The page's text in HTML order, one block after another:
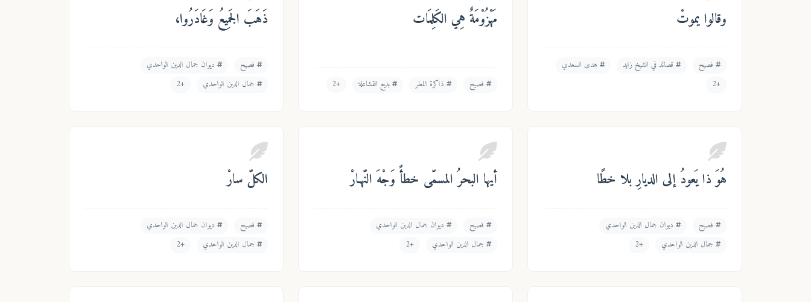
وقالوا يموتْ
فصيح قصائد في الشيخ زايد
هدى السعدي
+2
مَهْزُوْمَةٌ هِي الكَلِمَات
فصيح ذاكرة المطر بديع القشاعلة +2
ذَهَبَ الجَمِيعُ وَغَادَرُوا،
فصيح
ديوان جمال الدين الواحدي
جمال الدين الواحدي
+2
هُوَ ذا يَعودُ إلى الديارِ بلا خطًا
فصيح
ديوان جمال الدين الواحدي
جمال الدين الواحدي
+2
أيها البحرُ المسمّى خطأً وَجْهَ النّهـارْ
فصيح
ديوان جمال الدين الواحدي
جمال الدين الواحدي
+2
الكلّ سارْ
فصيح
ديوان جمال الدين الواحدي
جمال الدين الواحدي
+2